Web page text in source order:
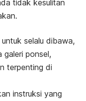
tidak kesulitan
selalu dibawa,
galeri ponsel,
terpenting di
instruksi yang